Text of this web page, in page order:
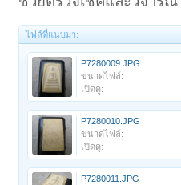
ไฟล์ที่แนบมา:
P7280009.JPG
ขนาดไฟล์:
เปิดดู:
P7280010.JPG
ขนาดไฟล์:
เปิดดู:
P7280011.JPG